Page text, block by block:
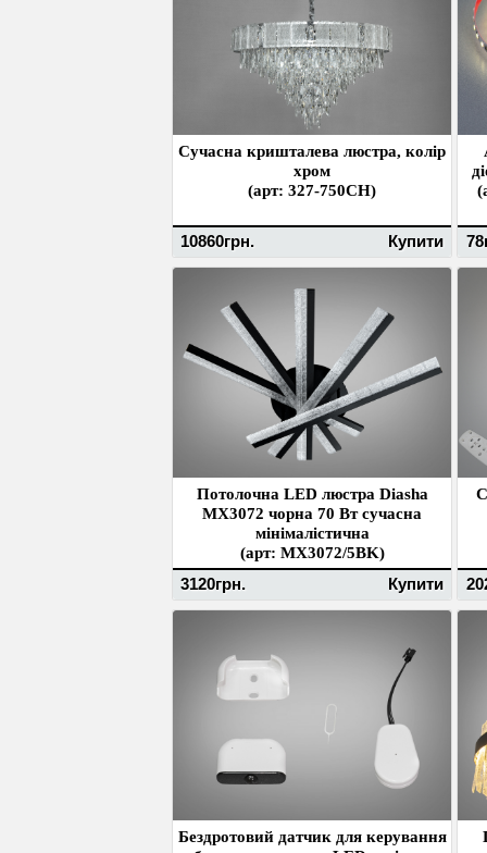
Сучасна кришталева люстра, колір
хром
(арт: 327-750CH)
10860грн. Купити
Потолочна LED люстра Diasha
MX3072 чорна 70 Вт сучасна
мінімалістична
(арт: MX3072/5BK)
3120грн. Купити
Бездротовий датчик для керування